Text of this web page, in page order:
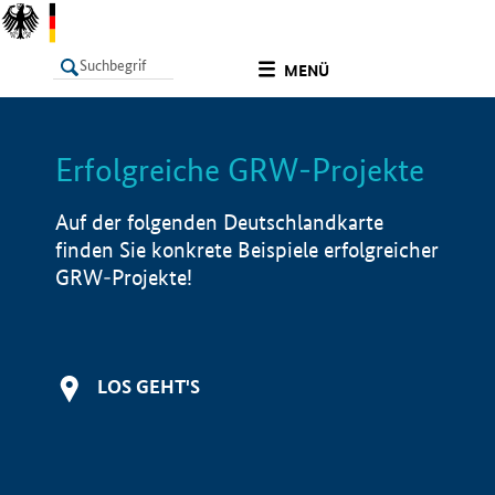
MENÜ
LISTE Info
Erfolgreiche GRW-Projekte
Auf der folgenden Deutschlandkarte
finden Sie konkrete Beispiele erfolgreicher
GRW-Projekte!
LOS GEHT'S